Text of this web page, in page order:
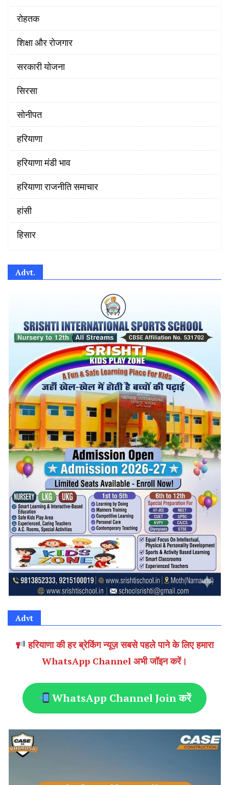
रोहतक
शिक्षा और रोजगार
सरकारी योजना
सिरसा
सोनीपत
हरियाणा
हरियाणा मंडी भाव
हरियाणा राजनीति समाचार
हांसी
हिसार
Advt.
Advt
हरियाणा की हर ब्रेकिंग न्यूज़ सबसे पहले पाने के लिए हमारा
WhatsApp Channel अभी जॉइन करें।
WhatsApp Channel Join करें